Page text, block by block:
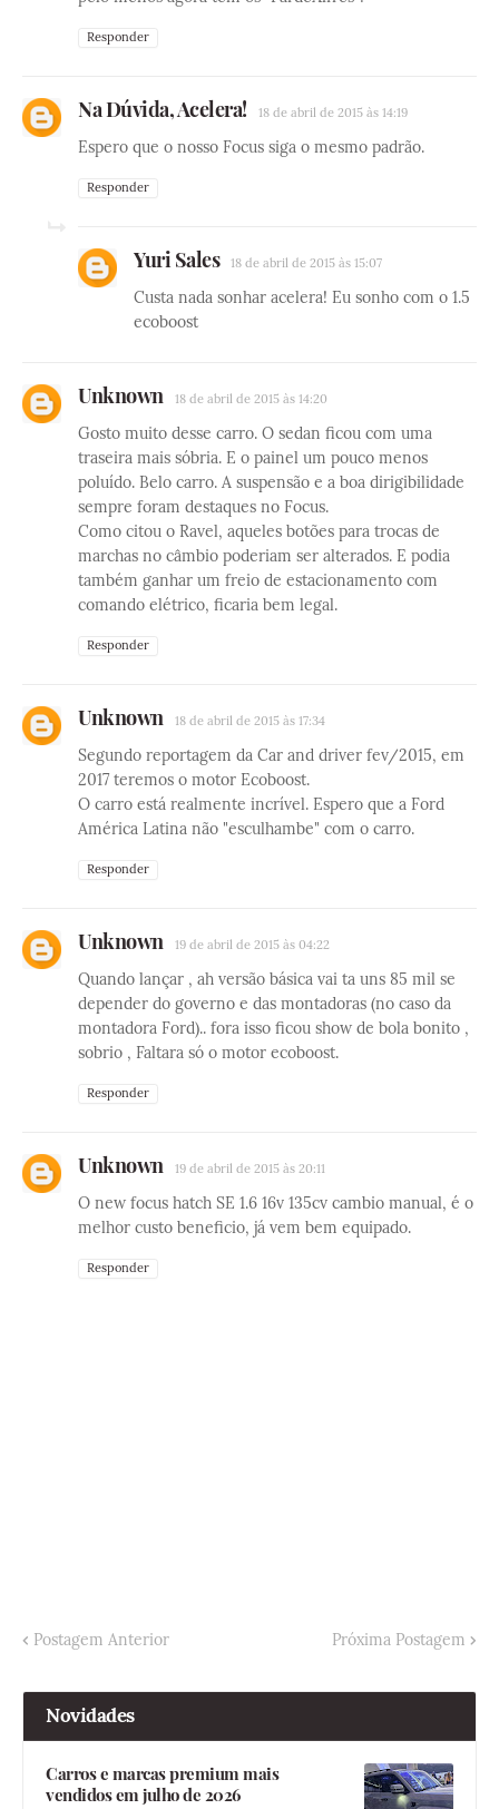
Responder
Na Dúvida, Acelera! 18 de abril de 2015 às 14:19
Espero que o nosso Focus siga o mesmo padrão.
Responder
Yuri Sales 18 de abril de 2015 às 15:07
Custa nada sonhar acelera! Eu sonho com o 1.5
ecoboost
Unknown 18 de abril de 2015 às 14:20
Gosto muito desse carro. O sedan ficou com uma
traseira mais sóbria. E o painel um pouco menos
poluído. Belo carro. A suspensão e a boa dirigibilidade
sempre foram destaques no Focus.
Como citou o Ravel, aqueles botões para trocas de
marchas no câmbio poderiam ser alterados. E podia
também ganhar um freio de estacionamento com
comando elétrico, ficaria bem legal.
Responder
Unknown 18 de abril de 2015 às 17:34
Segundo reportagem da Car and driver fev/2015, em
2017 teremos o motor Ecoboost.
O carro está realmente incrível. Espero que a Ford
América Latina não "esculhambe" com o carro.
Responder
Unknown 19 de abril de 2015 às 04:22
Quando lançar , ah versão básica vai ta uns 85 mil se
depender do governo e das montadoras (no caso da
montadora Ford).. fora isso ficou show de bola bonito ,
sobrio , Faltara só o motor ecoboost.
Responder
Unknown 19 de abril de 2015 às 20:11
O new focus hatch SE 1.6 16v 135cv cambio manual, é o
melhor custo beneficio, já vem bem equipado.
Responder
Postagem Anterior Próxima Postagem
Novidades
Carros e marcas premium mais
vendidos em julho de 2026